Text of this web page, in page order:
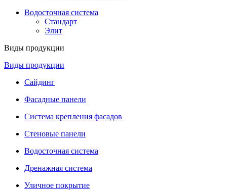
Водосточная система
Стандарт
Элит
Виды продукции
Виды продукции
Сайдинг
Фасадные панели
Система крепления фасадов
Стеновые панели
Водосточная система
Дренажная система
Уличное покрытие